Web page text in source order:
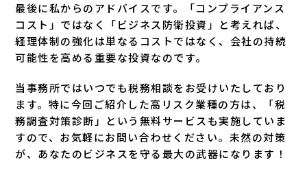
最後に私からのアドバイスです。「コンプライアンス
コスト」ではなく「ビジネス防衛投資」と考えれば、
経理体制の強化は単なるコストではなく、会社の持続
可能性を高める重要な投資なのです。
当事務所ではいつでも税務相談をお受けいたしており
ます。特に今回ご紹介した高リスク業種の方は、「税
務調査対策診断」という無料サービスも実施していま
すので、お気軽にお問い合わせください。未然の対策
が、あなたのビジネスを守る最大の武器になります！